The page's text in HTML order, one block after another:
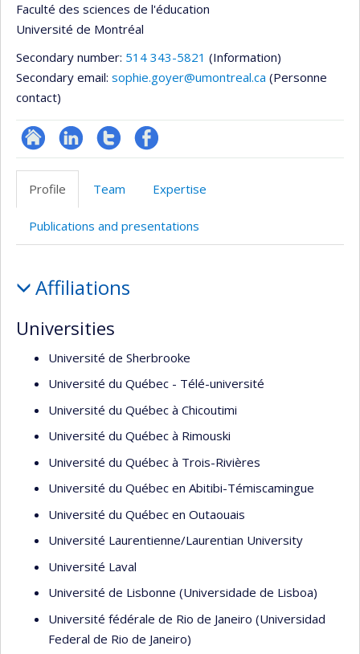
Faculté des sciences de l'éducation
Université de Montréal
Secondary number: 514 343-5821 (Information)
Secondary email: sophie.goyer@umontreal.ca (Personne
contact)
Site
l’unité
de
LinkedInCompteProfil
Profile Team Expertise
Publications and presentations
Affiliations
Universities
Université de Sherbrooke
Université du Québec - Télé-université
Université du Québec à Chicoutimi
Université du Québec à Rimouski
Université du Québec à Trois-Rivières
Université du Québec en Abitibi-Témiscamingue
Université du Québec en Outaouais
Université Laurentienne/Laurentian University
Université Laval
Université de Lisbonne (Universidade de Lisboa)
Université fédérale de Rio de Janeiro (Universidad
Federal de Rio de Janeiro)